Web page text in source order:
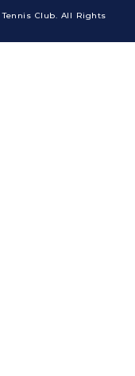
Club. All Rights